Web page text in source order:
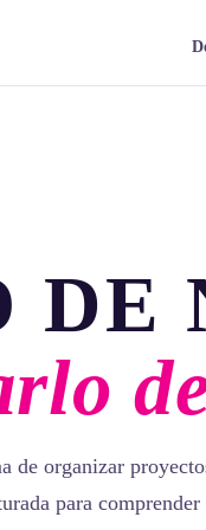
DE
de organizar
para